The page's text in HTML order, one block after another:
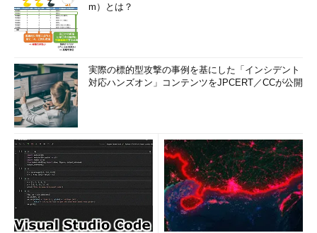
m）とは？
実際の標的型攻撃の事例を基にした「インシデント
対応ハンズオン」コンテンツをJPCERT／CCが公開